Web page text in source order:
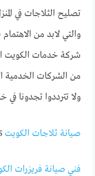
تصليح الثلاجات في
والتي لابد من
شركة خدمات الكويت
من الشركات الخدمية
ولا تترددوا تجدونا في
صيانة ثلاجات الكويت
فني صيانة فريزرات